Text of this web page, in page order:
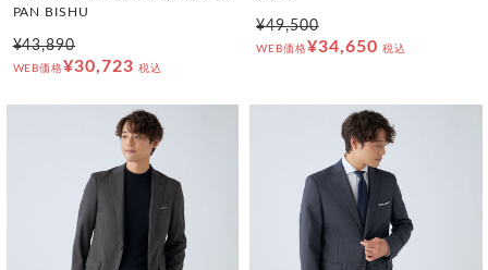
PAN BISHU
¥43,890
WEB価格¥30,723 税込
¥49,500
WEB価格¥34,650 税込